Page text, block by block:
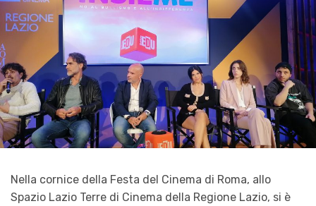
Nella cornice della Festa del Cinema di Roma, allo
Spazio Lazio Terre di Cinema della Regione Lazio, si è